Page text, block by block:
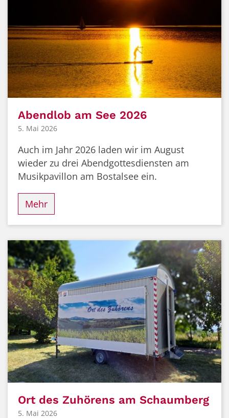
Abendlob am See 2026
5. Mai 2026
Auch im Jahr 2026 laden wir im August
wieder zu drei Abendgottesdiensten am
Musikpavillon am Bostalsee ein.
Mehr
Ort des Zuhörens am Schaumberg
5. Mai 2026